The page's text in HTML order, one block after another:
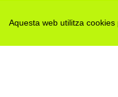
Aquesta web utilitza